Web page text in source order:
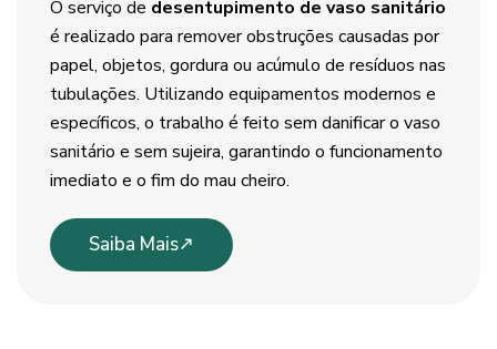
O serviço de desentupimento de vaso sanitário
é realizado para remover obstruções causadas por
papel, objetos, gordura ou acúmulo de resíduos nas
tubulações. Utilizando equipamentos modernos e
específicos, o trabalho é feito sem danificar o vaso
sanitário e sem sujeira, garantindo o funcionamento
imediato e o fim do mau cheiro.
Saiba Mais